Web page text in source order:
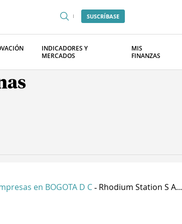
SUSCRÍBASE
INDICADORES Y
MERCADOS
MIS
FINANZAS
en BOGOTA D C - Rhodium Station S A...